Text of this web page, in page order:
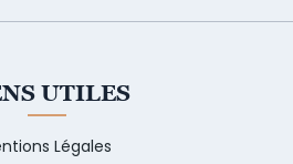
UTILES
Légales